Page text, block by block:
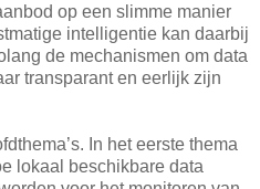
op een slimme manier
intelligentie kan daarbij
de mechanismen om data
transparant en eerlijk zijn
In het eerste thema
lokaal beschikbare data